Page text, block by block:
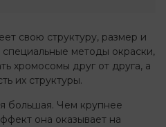
свою структуру, размер и
методы окраски,
хромосомы друг от друга, а
их структуры.
большая. Чем крупнее
она оказывает на